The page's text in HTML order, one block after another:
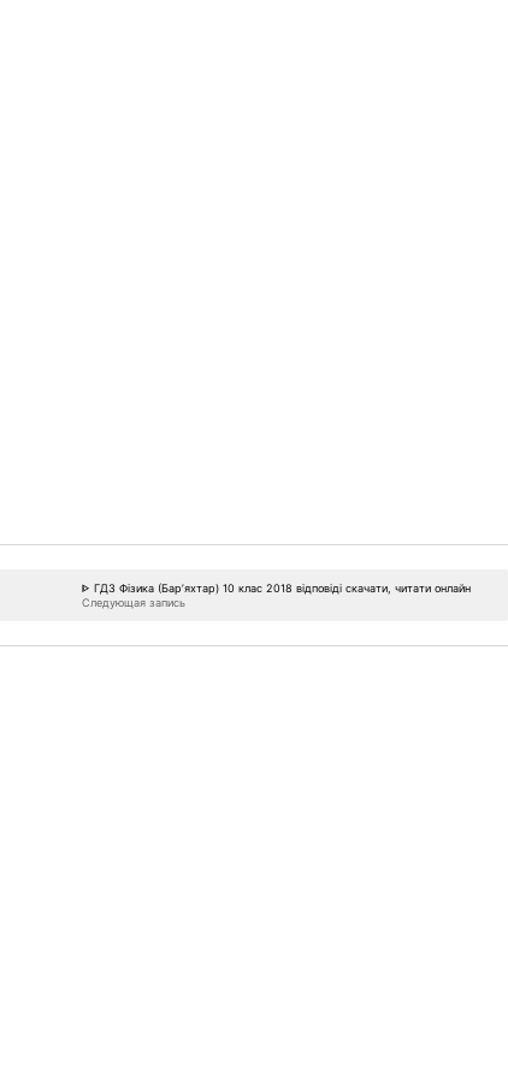
ᐈ ГДЗ Фізика (Бар’яхтар) 10 клас 2018 відповіді скачати, читати онлайн
Следующая запись